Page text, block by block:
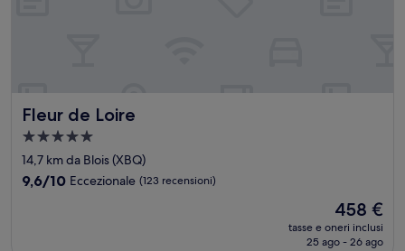
Fleur de Loire
Fleur de Loire
Struttura
a
5.0
stelle
14,7 km da Blois (XBQ)
9.6
9,6/10 Eccezionale (123 recensioni)
Il
prezzo
attuale
458 €
tasse e oneri inclusi
25 ago - 26 ago